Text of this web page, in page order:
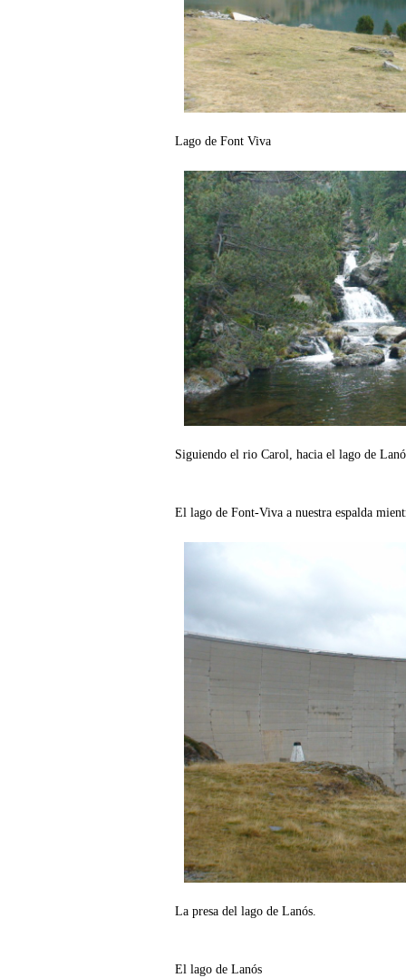
Lago de Font Viva
Siguiendo el rio Carol, hacia el lago de
El lago de Font-Viva a nuestra espalda
La presa del lago de Lanós.
El lago de Lanós